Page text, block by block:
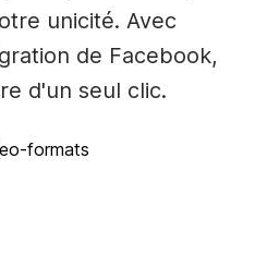
unicité. Avec
de Facebook,
d'un seul clic.